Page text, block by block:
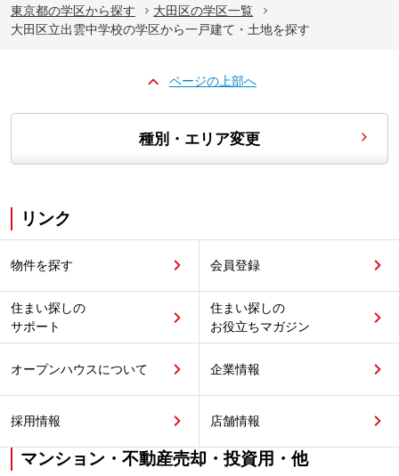
東京都の学区から探す
大田区の学区一覧
大田区立出雲中学校の学区から一戸建て・土地を探す
ページの上部へ
種別・エリア変更
リンク
物件を探す 会員登録
住まい探しの
サポート
住まい探しの
お役立ちマガジン
オープンハウスについて 企業情報
採用情報 店舗情報
マンション・不動産売却・投資用・他